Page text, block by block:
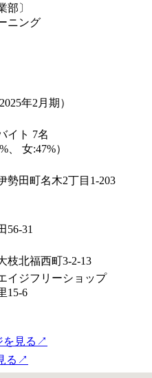
部〕
ニング
年2月期）
イト 7名
、 女:47%）
勢田町名木2丁目1-203
56-31
枝北福西町3-2-13
イジフリーショップ
15-6
を見る ↗
る ↗